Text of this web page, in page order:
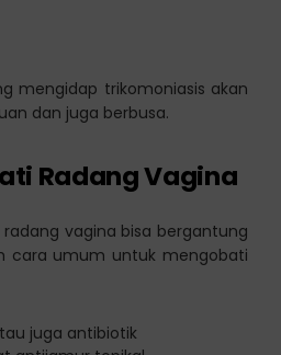
mengidap trikomoniasis akan
dan juga berbusa.
Radang Vagina
vagina bisa bergantung
cara umum untuk mengobati
juga antibiotik